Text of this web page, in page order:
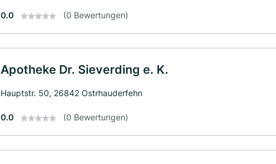
0.0 (0 Bewertungen)
Apotheke Dr. Sieverding e. K.
Hauptstr. 50, 26842 Ostrhauderfehn
0.0 (0 Bewertungen)